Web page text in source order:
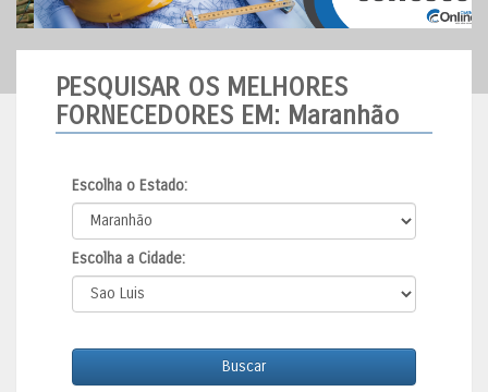
PESQUISAR OS MELHORES
FORNECEDORES EM: Maranhão
Escolha o Estado:
Escolha a Cidade:
Buscar